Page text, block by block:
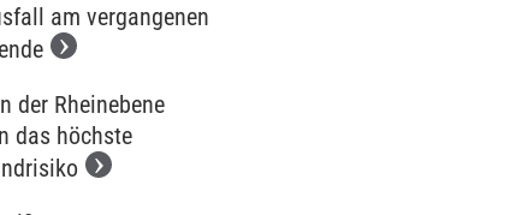
am vergangenen
der Rheinebene
das höchste